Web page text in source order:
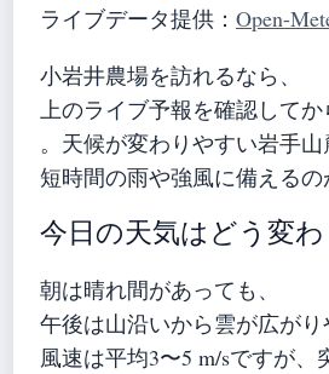
ライブデータ提供： Open-
小岩井農場を訪れるなら、
上のライブ予報を確認して
。天候が変わりやすい岩手山
短時間の雨や強風に備えるの
今日の天気はどう変
朝は晴れ間があっても、
午後は山沿いから雲が広がり
風速は平均3〜5 m/sですが、